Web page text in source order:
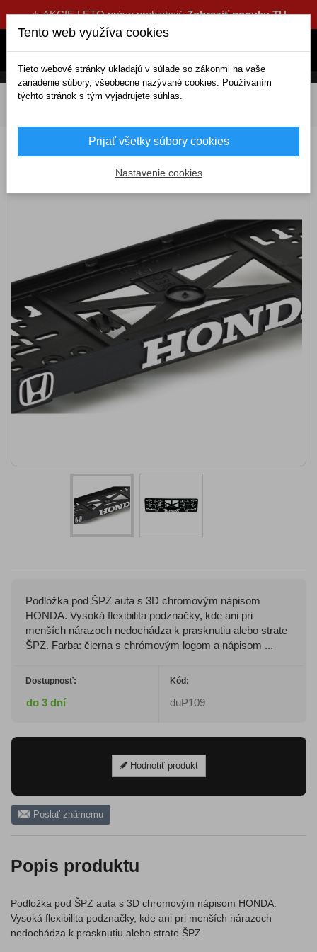
☀️ AKCIE LETO práve prebiehajúZobraziť ponuku TU
DOMOV Exteriérové doplnky
Podložka pod ŠPZ 3D HONDA
Podložka pod ŠPZ auta s 3D chromovým nápisom
HONDA. Vysoká flexibilita podznačky, kde ani pri
menších nárazoch nedochádza k prasknutiu alebo strate
ŠPZ. Farba: čierna s chrómovým logom a nápisom ...
Dostupnosť:
do 3 dní
Kód:
duP109
Hodnotiť produkt
Poslať známemu
Popis produktu
Podložka pod ŠPZ auta s 3D chromovým nápisom HONDA.
Vysoká flexibilita podznačky, kde ani pri menších nárazoch
nedochádza k prasknutiu alebo strate ŠPZ.
Tento web využíva cookies
Tieto webové stránky ukladajú v súlade so zákonmi na vaše
zariadenie súbory, všeobecne nazývané cookies. Používaním
týchto stránok s tým vyjadrujete súhlas.
Prijať všetky súbory cookies
Nastavenie cookies